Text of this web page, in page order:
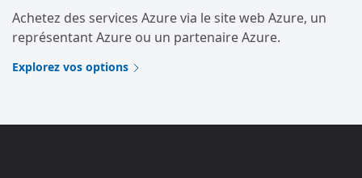
Achetez des services Azure via le site web Azure, un
représentant Azure ou un partenaire Azure.
Explorez vos options